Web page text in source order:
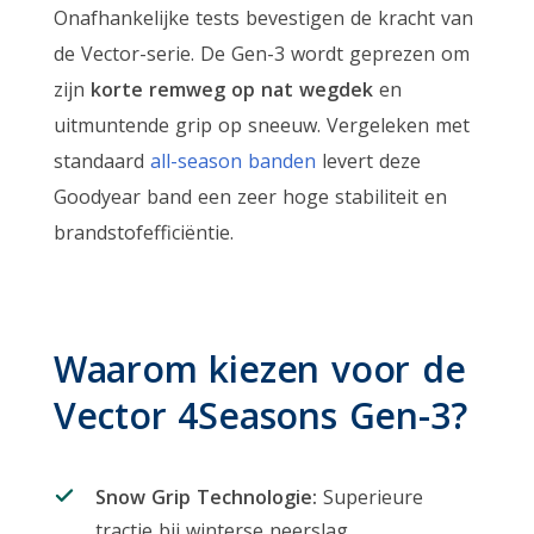
Onafhankelijke tests bevestigen de kracht van
de Vector-serie. De Gen-3 wordt geprezen om
zijn korte remweg op nat wegdeken
uitmuntende grip op sneeuw. Vergeleken met
standaard all-season banden levert deze
Goodyear band een zeer hoge stabiliteit en
brandstofefficiëntie.
Waarom kiezen voor de
Vector 4Seasons Gen-3?
Snow Grip Technologie: Superieure